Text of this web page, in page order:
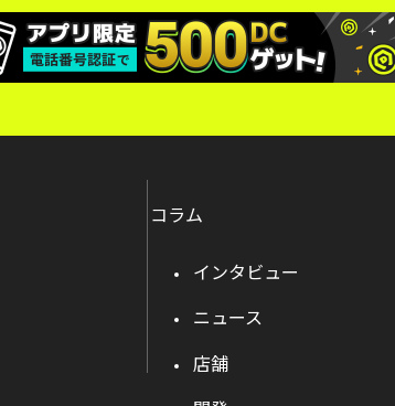
コラム
インタビュー
ニュース
店舗